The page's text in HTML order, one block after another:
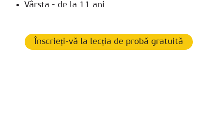
Vârsta - de la 11 ani
Înscrieți-vă la lecția de probă gratuită